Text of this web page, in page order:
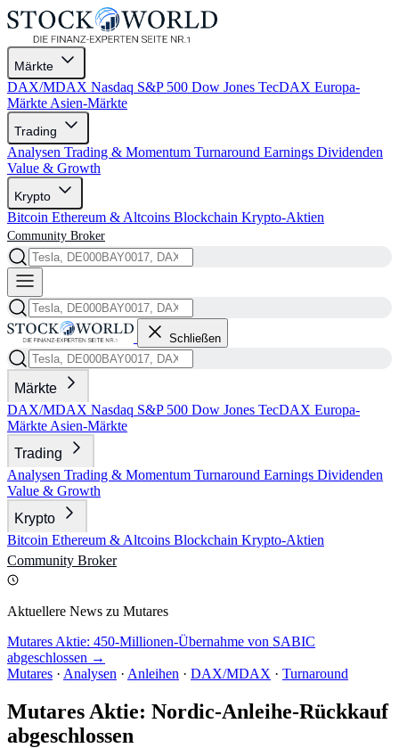
Märkte
DAX/MDAX Nasdaq S&P 500 Dow Jones TecDAX Europa-
Märkte Asien-Märkte
Trading
Analysen Trading & Momentum Turnaround Earnings Dividenden
Value & Growth
Krypto
Bitcoin Ethereum & Altcoins Blockchain Krypto-Aktien
Community Broker
Schließen
Märkte
DAX/MDAX Nasdaq S&P 500 Dow Jones TecDAX Europa-
Märkte Asien-Märkte
Trading
Analysen Trading & Momentum Turnaround Earnings Dividenden
Value & Growth
Krypto
Bitcoin Ethereum & Altcoins Blockchain Krypto-Aktien
Community Broker
Aktuellere News zu Mutares
Mutares Aktie: 450-Millionen-Übernahme von SABIC
abgeschlossen →
Mutares · Analysen · Anleihen · DAX/MDAX · Turnaround
Mutares Aktie: Nordic-Anleihe-Rückkauf
abgeschlossen